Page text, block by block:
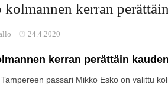
kerran
24.4.2020
kerran perättäin
passari Mikko Esko on valittu